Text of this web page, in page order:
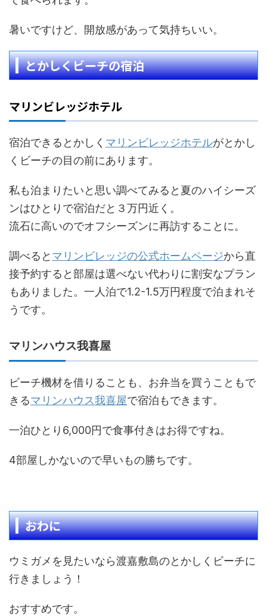
暑いですけど、開放感があって気持ちいい。
とかしくビーチの宿泊
マリンビレッジホテル
宿泊できるとかしく マリンビレッジホテルがとかし
くビーチの目の前にあります。
私も泊まりたいと思い調べてみると夏のハイシーズ
ンはひとりで宿泊だと３万円近く。
流石に高いのでオフシーズンに再訪することに。
調べると マリンビレッジの公式ホームページから直
接予約すると部屋は選べない代わりに割安なプラン
もありました。一人泊で1.2-1.5万円程度で泊まれそ
うです。
マリンハウス我喜屋
ビーチ機材を借りることも、お弁当を買うこともで
きるマリンハウス我喜屋で宿泊もできます。
一泊ひとり6,000円で食事付きはお得ですね。
4部屋しかないので早いもの勝ちです。
おわに
ウミガメを見たいなら渡嘉敷島のとかしくビーチに
行きましょう！
おすすめです。